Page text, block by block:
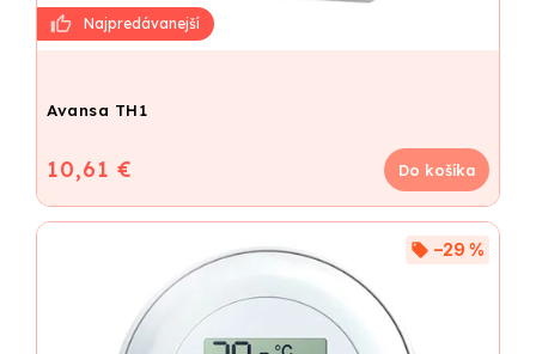
Avansa TH1
10,61 € Do košíka
–29 %